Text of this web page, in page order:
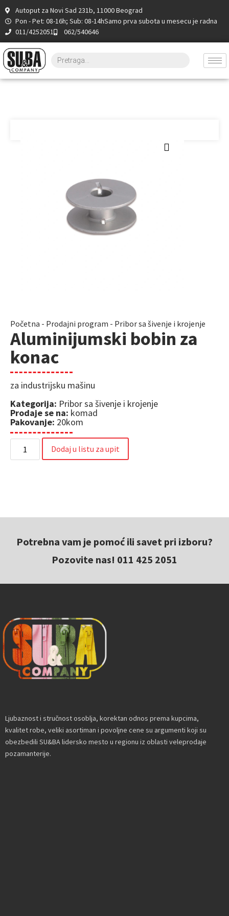
Autoput za Novi Sad 231b, 11000 Beograd
Pon - Pet: 08-16h; Sub: 08-14hSamo prva subota u mesecu je radna
011/4252051
062/540646
Početna - Prodajni program - Pribor sa šivenje i krojenje
Aluminijumski bobin za
konac
za industrijsku mašinu
Kategorija: Pribor sa šivenje i krojenje
Prodaje se na: komad
Pakovanje: 20kom
Dodaj u listu za upit
Potrebna vam je pomoć ili savet pri izboru?
Pozovite nas! 011 425 2051
Ljubaznost i stručnost osoblja, korektan odnos prema kupcima,
kvalitet robe, veliki asortiman i povoljne cene su argumenti koji su
obezbedili SU&BA lidersko mesto u regionu iz oblasti veleprodaje
pozamanterije.